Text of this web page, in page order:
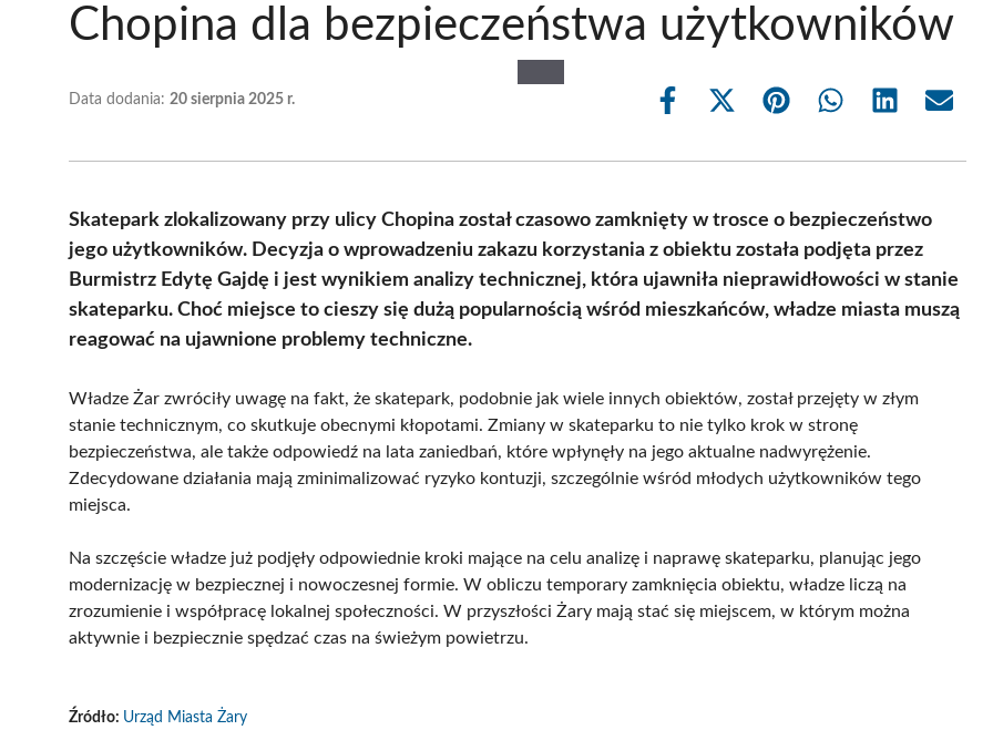
Chopina dla bezpieczeństwa użytkowników
Data dodania: 20 sierpnia 2025 r.
Share
Share
(Twitter)
Share Share Share Share
Skatepark zlokalizowany przy ulicy Chopina został czasowo zamknięty w trosce o bezpieczeństwo
jego użytkowników. Decyzja o wprowadzeniu zakazu korzystania z obiektu została podjęta przez
Burmistrz Edytę Gajdę i jest wynikiem analizy technicznej, która ujawniła nieprawidłowości w stanie
skateparku. Choć miejsce to cieszy się dużą popularnością wśród mieszkańców, władze miasta muszą
reagować na ujawnione problemy techniczne.
Władze Żar zwróciły uwagę na fakt, że skatepark, podobnie jak wiele innych obiektów, został przejęty w złym
stanie technicznym, co skutkuje obecnymi kłopotami. Zmiany w skateparku to nie tylko krok w stronę
bezpieczeństwa, ale także odpowiedź na lata zaniedbań, które wpłynęły na jego aktualne nadwyrężenie.
Zdecydowane działania mają zminimalizować ryzyko kontuzji, szczególnie wśród młodych użytkowników tego
miejsca.
Na szczęście władze już podjęły odpowiednie kroki mające na celu analizę i naprawę skateparku, planując jego
modernizację w bezpiecznej i nowoczesnej formie. W obliczu temporary zamknięcia obiektu, władze liczą na
zrozumienie i współpracę lokalnej społeczności. W przyszłości Żary mają stać się miejscem, w którym można
aktywnie i bezpiecznie spędzać czas na świeżym powietrzu.
Źródło: Urząd Miasta Żary